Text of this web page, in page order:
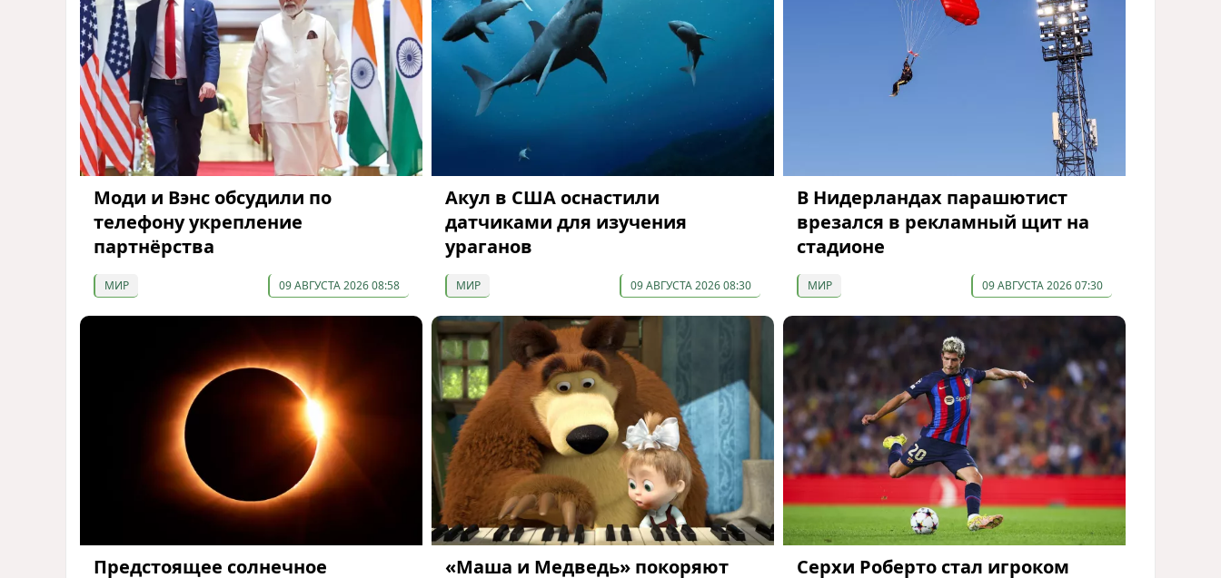
Моди и Вэнс обсудили по
телефону укрепление
партнёрства
МИР 09 АВГУСТА 2026 08:58
Акул в США оснастили
датчиками для изучения
ураганов
МИР 09 АВГУСТА 2026 08:30
В Нидерландах парашютист
врезался в рекламный щит на
стадионе
МИР 09 АВГУСТА 2026 07:30
Предстоящее солнечное
«Маша и Медведь» покоряют
Серхи Роберто стал игроком